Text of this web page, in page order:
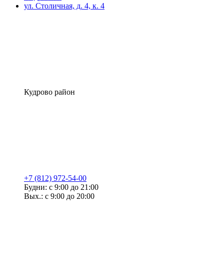
ул. Столичная, д. 4, к. 4
Кудрово район
+7 (812) 972-54-00
Будни: с 9:00 до 21:00
Вых.: с 9:00 до 20:00